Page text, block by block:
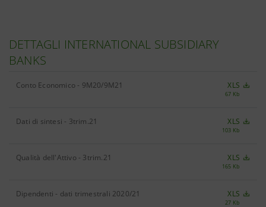
DETTAGLI INTERNATIONAL SUBSIDIARY
BANKS
Conto Economico - 9M20/9M21 XLS
67 Kb
Dati di sintesi - 3trim.21 XLS
103 Kb
Qualità dell'Attivo - 3trim.21 XLS
165 Kb
Dipendenti - dati trimestrali 2020/21 XLS
27 Kb